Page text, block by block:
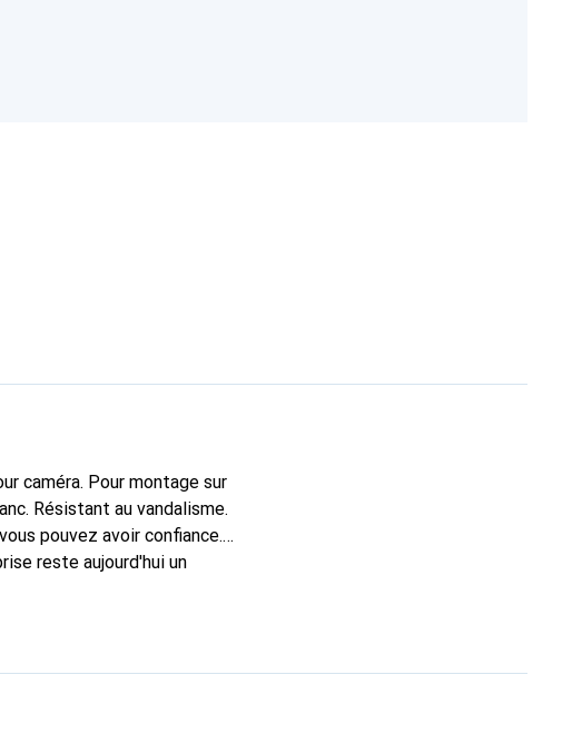
caméra. Pour montage sur
Résistant au vandalisme.
pouvez avoir confiance.
reste aujourd'hui un
Les produits de vidéo
dans les établissements
de valeur d'Axis, de la
par l'exigence de